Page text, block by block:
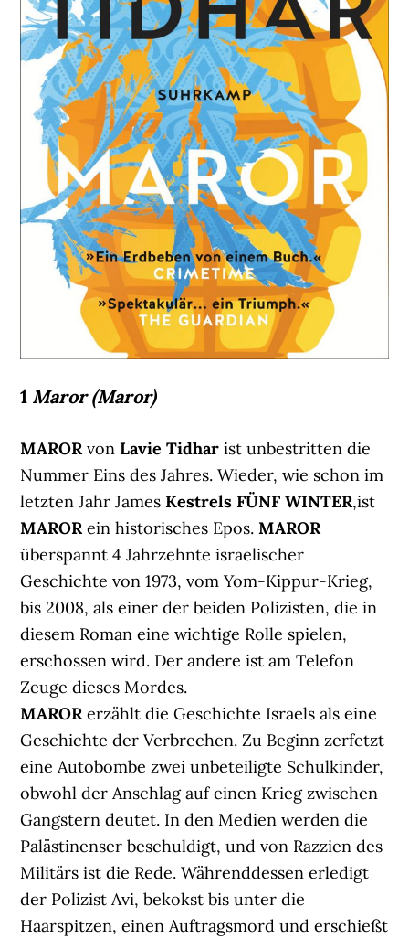
1 Maror (Maror)
MARORvonLavie Tidharist unbestritten die
Nummer Eins des Jahres. Wieder, wie schon im
letzten Jahr JamesKestrels FÜNF WINTER,ist
MARORein historisches Epos.MAROR
überspannt 4 Jahrzehnte israelischer
Geschichte von 1973, vom Yom-Kippur-Krieg,
bis 2008, als einer der beiden Polizisten, die in
diesem Roman eine wichtige Rolle spielen,
erschossen wird. Der andere ist am Telefon
Zeuge dieses Mordes.
MARORerzählt die Geschichte Israels als eine
Geschichte der Verbrechen. Zu Beginn zerfetzt
eine Autobombe zwei unbeteiligte Schulkinder,
obwohl der Anschlag auf einen Krieg zwischen
Gangstern deutet. In den Medien werden die
Palästinenser beschuldigt, und von Razzien des
Militärs ist die Rede. Währenddessen erledigt
der Polizist Avi, bekokst bis unter die
Haarspitzen, einen Auftragsmord und erschießt